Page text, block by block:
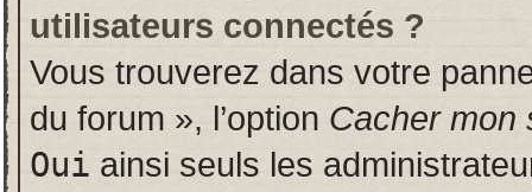
utilisateurs connectés ?
Vous trouverez dans votre
du forum », l’option Cacher mon
Oui ainsi seuls les